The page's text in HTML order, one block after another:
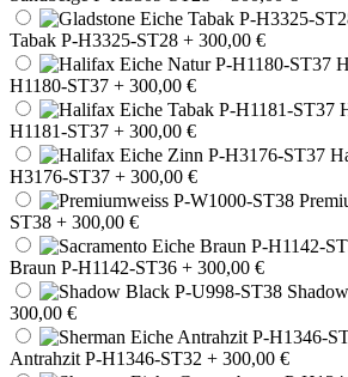
Tabak P-H3325-ST28 + 300,00 €
H1180-ST37 + 300,00 €
H1181-ST37 + 300,00 €
H3176-ST37 + 300,00 €
ST38 + 300,00 €
Braun P-H1142-ST36 + 300,00 €
300,00 €
Antrahzit P-H1346-ST32 + 300,00 €